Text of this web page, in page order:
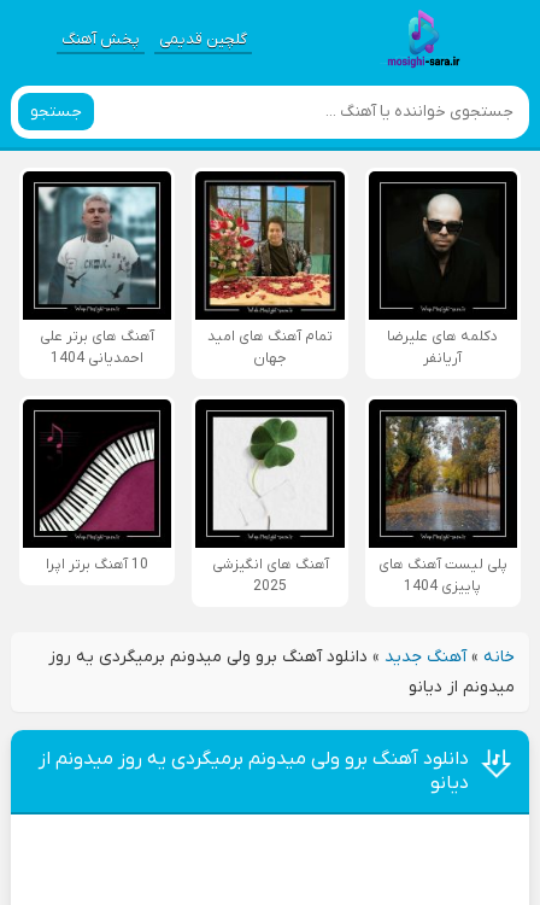
گلچین قدیمی پخش آهنگ
جستجو
دکلمه های علیرضا
آریانفر
تمام آهنگ های امید
جهان
آهنگ های برتر علی
احمدیانی 1404
پلی لیست آهنگ های
پاییزی 1404
آهنگ های انگیزشی
2025
10 آهنگ برتر اپرا
خانه»آهنگ جدید » دانلود آهنگ برو ولی میدونم برمیگردی یه روز
میدونم از دیانو
دانلود آهنگ برو ولی میدونم برمیگردی یه روز میدونم از
دیانو